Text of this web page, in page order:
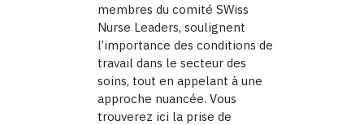
membres du comité SWiss
Nurse Leaders, soulignent
l’importance des conditions de
travail dans le secteur des
soins, tout en appelant à une
approche nuancée. Vous
trouverez ici la prise de